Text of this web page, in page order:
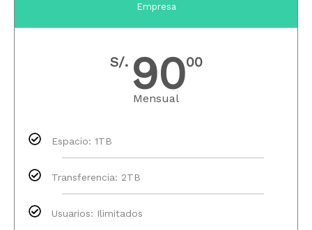
Empresa
S/. 9000
Mensual
Espacio: 1TB
Transferencia: 2TB​
Usuarios: Ilimitados​